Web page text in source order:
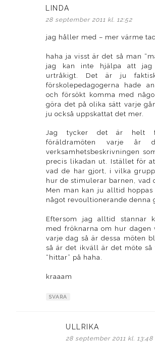
LINDA
28 september 2011 kl. 12:52
jag håller med – mer värme
haha ja visst är det så man
jag kan inte hjälpa att
urtråkigt. Det är ju
förskolepedagogerna hade
och försökt komma med
göra det på olika sätt varje
ju också uppskattat det mer.
Jag tycker det är helt
föräldramöten varje år
verksamhetsbeskrivningen
precis likadan ut. Istället för
vad de har gjort, i vilka
hur de stimulerar barnen, vad
Men man kan ju alltid
något revoultionerande denna
Eftersom jag alltid stannar
med fröknarna om hur dagen
varje dag så är dessa möten
så är det ikväll är det möte så
“hittar” på haha.
kraaam
SVARA
ULLRIKA
28 september 2011 kl. 13:48